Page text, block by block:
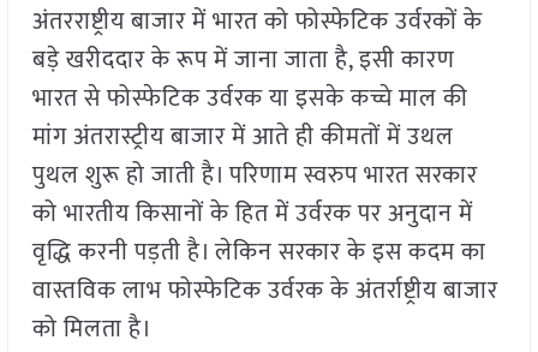
अंतरराष्ट्रीय बाजार में भारत को फोस्फेटिक उर्वरकों के
बड़े खरीददार के रूप में जाना जाता है, इसी कारण
भारत से फोस्फेटिक उर्वरक या इसके कच्चे माल की
मांग अंतरास्ट्रीय बाजार में आते ही कीमतों में उथल
पुथल शुरू हो जाती है। परिणाम स्वरुप भारत सरकार
को भारतीय किसानों के हित में उर्वरक पर अनुदान में
वृद्धि करनी पड़ती है। लेकिन सरकार के इस कदम का
वास्तविक लाभ फोस्फेटिक उर्वरक के अंतर्राष्ट्रीय बाजार
को मिलता है।